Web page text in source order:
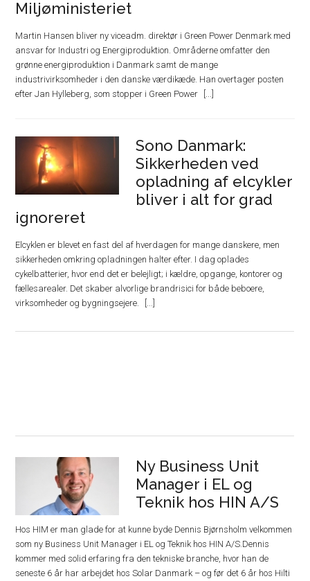
Miljøministeriet
Martin Hansen bliver ny viceadm. direktør i Green Power Denmark med
ansvar for Industri og Energiproduktion. Områderne omfatter den
grønne energiproduktion i Danmark samt de mange
industrivirksomheder i den danske værdikæde. Han overtager posten
efter Jan Hylleberg, som stopper i Green Power
Sono Danmark:
Sikkerheden ved
opladning af elcykler
bliver i alt for grad
ignoreret
Elcyklen er blevet en fast del af hverdagen for mange danskere, men
sikkerheden omkring opladningen halter efter. I dag oplades
cykelbatterier, hvor end det er belejligt; i kældre, opgange, kontorer og
fællesarealer. Det skaber alvorlige brandrisici for både beboere,
virksomheder og bygningsejere.
Ny Business Unit
Manager i EL og
Teknik hos HIN A/S
Hos HIM er man glade for at kunne byde Dennis Bjørnsholm velkommen
som ny Business Unit Manager i EL og Teknik hos HIN A/S.Dennis
kommer med solid erfaring fra den tekniske branche, hvor han de
seneste 6 år har arbejdet hos Solar Danmark – og før det 6 år hos Hilti